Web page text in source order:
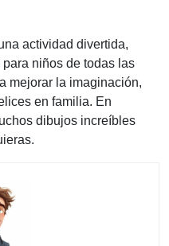
actividad divertida,
niños de todas las
mejorar la imaginación,
en familia. En
dibujos increíbles